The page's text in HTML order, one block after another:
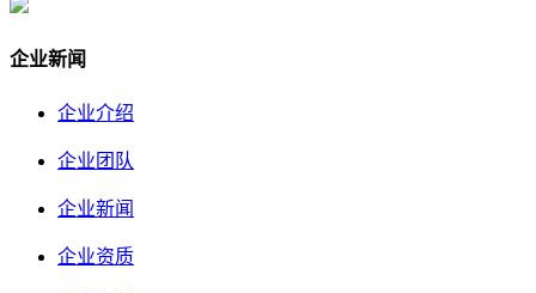
企业新闻
企业介绍
企业团队
企业新闻
企业资质